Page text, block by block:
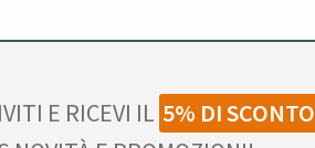
E RICEVI IL 5% DI SCONTO